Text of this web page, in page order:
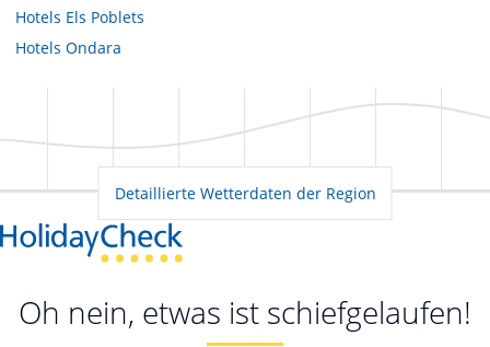
Hotels Els Poblets
Hotels Ondara
Detaillierte Wetterdaten der Region
Oh nein, etwas ist schiefgelaufen!